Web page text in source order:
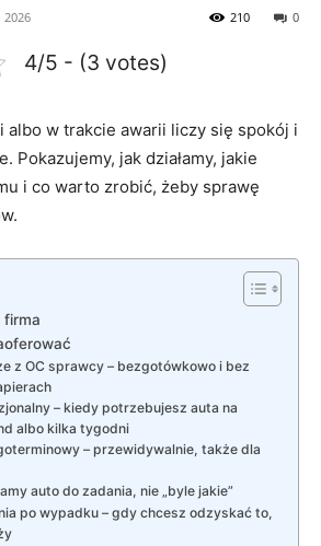
2026 0
210
4/5 - (3 votes)
albo w trakcie awarii liczy się spokój i
Pokazujemy, jak działamy, jakie
i co warto zrobić, żeby sprawę
firma
z OC sprawcy – bezgotówkowo i bez
– kiedy potrzebujesz auta na
albo kilka tygodni
– przewidywalnie, także dla
auto do zadania, nie „byle jakie”
po wypadku – gdy chcesz odzyskać to,